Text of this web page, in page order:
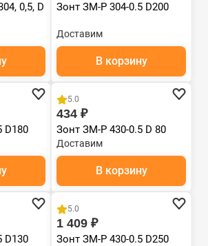
0,5, D
Зонт ЗМ-Р 304-0.5 D200
Доставим
В корзину
D180
5.0
434 ₽
Зонт ЗМ-Р 430-0.5 D 80
Доставим
В корзину
D130
5.0
1 409 ₽
Зонт ЗМ-Р 430-0.5 D250